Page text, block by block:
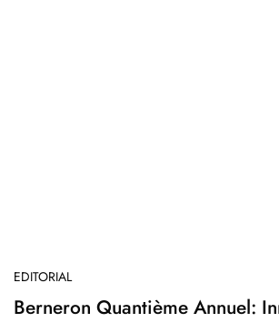
EDITORIAL
Berneron Quantième Annuel: